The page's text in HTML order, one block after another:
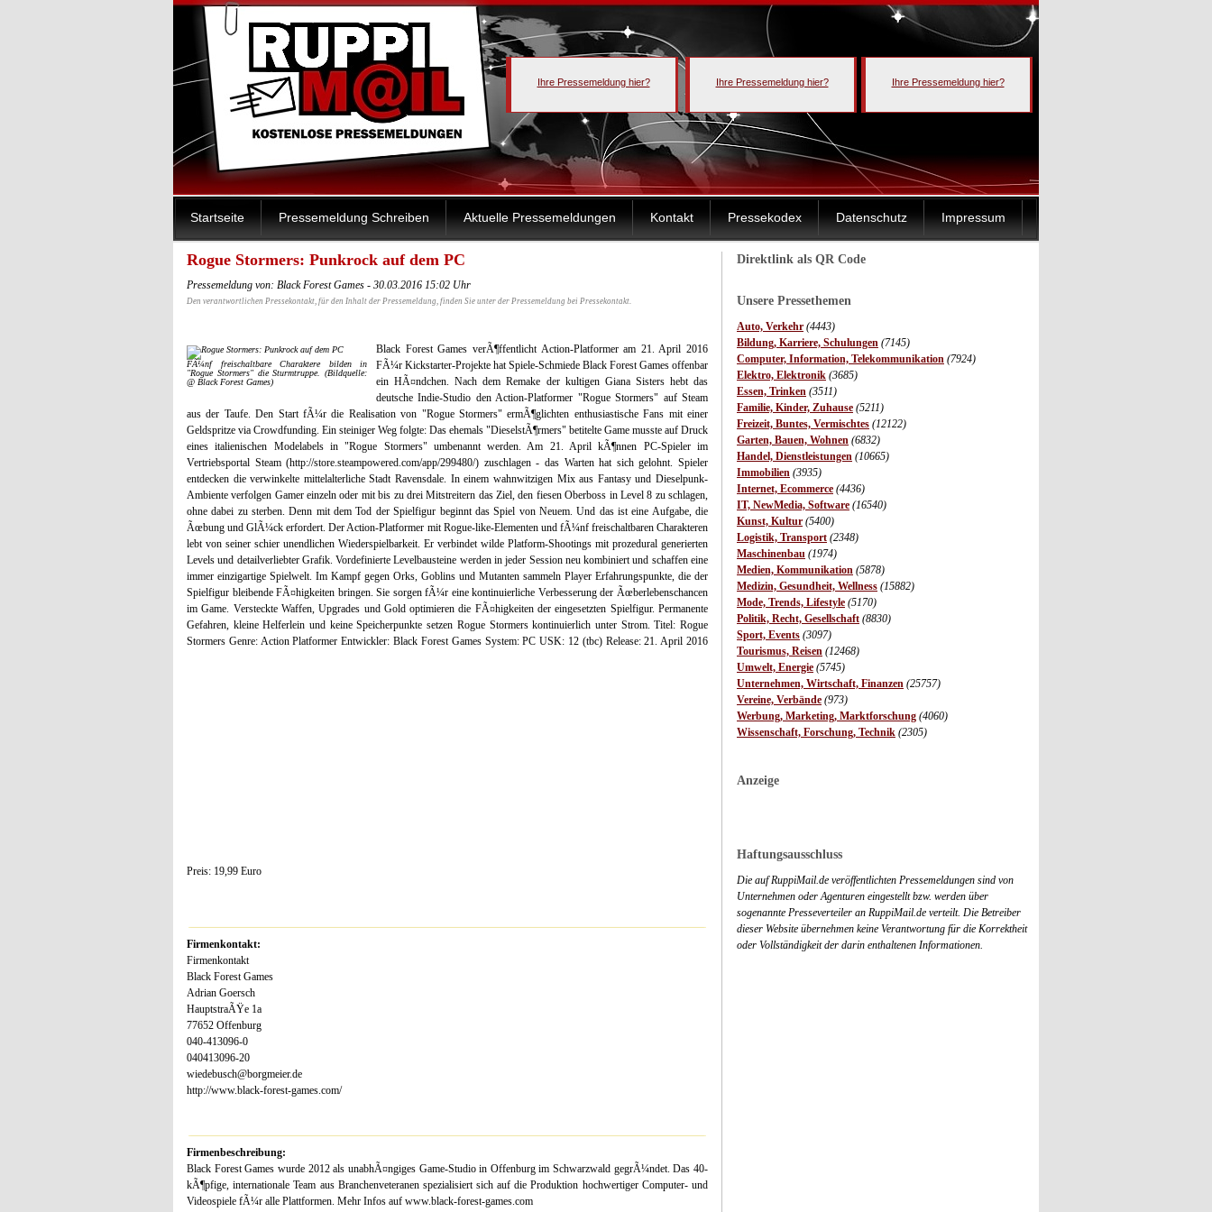
Ihre Pressemeldung hier? Ihre Pressemeldung hier? Ihre Pressemeldung hier?
Startseite Pressemeldung Schreiben Aktuelle Pressemeldungen Kontakt Pressekodex Datenschutz Impressum
Direktlink als QR Code
Unsere Pressethemen
Auto, Verkehr (4443)
Bildung, Karriere, Schulungen (7145)
Computer, Information, Telekommunikation (7924)
Elektro, Elektronik (3685)
Essen, Trinken (3511)
Familie, Kinder, Zuhause (5211)
Freizeit, Buntes, Vermischtes (12122)
Garten, Bauen, Wohnen (6832)
Handel, Dienstleistungen (10665)
Immobilien (3935)
Internet, Ecommerce (4436)
IT, NewMedia, Software (16540)
Kunst, Kultur (5400)
Logistik, Transport (2348)
Maschinenbau (1974)
Medien, Kommunikation (5878)
Medizin, Gesundheit, Wellness (15882)
Mode, Trends, Lifestyle (5170)
Politik, Recht, Gesellschaft (8830)
Sport, Events (3097)
Tourismus, Reisen (12468)
Umwelt, Energie (5745)
Unternehmen, Wirtschaft, Finanzen (25757)
Vereine, Verbände (973)
Werbung, Marketing, Marktforschung (4060)
Wissenschaft, Forschung, Technik (2305)
Anzeige
Haftungsausschluss
Die auf RuppiMail.de veröffentlichten Pressemeldungen sind von
Unternehmen oder Agenturen eingestellt bzw. werden über
sogenannte Presseverteiler an RuppiMail.de verteilt. Die Betreiber
dieser Website übernehmen keine Verantwortung für die Korrektheit
oder Vollständigkeit der darin enthaltenen Informationen.
Rogue Stormers: Punkrock auf dem PC
Pressemeldung von: Black Forest Games - 30.03.2016 15:02 Uhr
Den verantwortlichen Pressekontakt, für den Inhalt der Pressemeldung, finden Sie unter der Pressemeldung bei Pressekontakt.
Black Forest Games verÃ¶ffentlicht Action-Platformer am 21. April 2016
FÃ¼nf freischaltbare Charaktere bilden in
"Rogue Stormers" die Sturmtruppe. (Bildquelle:
@ Black Forest Games)
FÃ¼r Kickstarter-Projekte hat Spiele-Schmiede Black Forest Games offenbar
ein HÃ¤ndchen. Nach dem Remake der kultigen Giana Sisters hebt das
deutsche Indie-Studio den Action-Platformer "Rogue Stormers" auf Steam
aus der Taufe. Den Start fÃ¼r die Realisation von "Rogue Stormers" ermÃ¶glichten enthusiastische Fans mit einer
Geldspritze via Crowdfunding. Ein steiniger Weg folgte: Das ehemals "DieselstÃ¶rmers" betitelte Game musste auf Druck
eines italienischen Modelabels in "Rogue Stormers" umbenannt werden. Am 21. April kÃ¶nnen PC-Spieler im
Vertriebsportal Steam (http://store.steampowered.com/app/299480/) zuschlagen - das Warten hat sich gelohnt. Spieler
entdecken die verwinkelte mittelalterliche Stadt Ravensdale. In einem wahnwitzigen Mix aus Fantasy und Dieselpunk-
Ambiente verfolgen Gamer einzeln oder mit bis zu drei Mitstreitern das Ziel, den fiesen Oberboss in Level 8 zu schlagen,
ohne dabei zu sterben. Denn mit dem Tod der Spielfigur beginnt das Spiel von Neuem. Und das ist eine Aufgabe, die
Ãœbung und GlÃ¼ck erfordert. Der Action-Platformer mit Rogue-like-Elementen und fÃ¼nf freischaltbaren Charakteren
lebt von seiner schier unendlichen Wiederspielbarkeit. Er verbindet wilde Platform-Shootings mit prozedural generierten
Levels und detailverliebter Grafik. Vordefinierte Levelbausteine werden in jeder Session neu kombiniert und schaffen eine
immer einzigartige Spielwelt. Im Kampf gegen Orks, Goblins und Mutanten sammeln Player Erfahrungspunkte, die der
Spielfigur bleibende FÃ¤higkeiten bringen. Sie sorgen fÃ¼r eine kontinuierliche Verbesserung der Ãœberlebenschancen
im Game. Versteckte Waffen, Upgrades und Gold optimieren die FÃ¤higkeiten der eingesetzten Spielfigur. Permanente
Gefahren, kleine Helferlein und keine Speicherpunkte setzen Rogue Stormers kontinuierlich unter Strom. Titel: Rogue
Stormers Genre: Action Platformer Entwickler: Black Forest Games System: PC USK: 12 (tbc) Release: 21. April 2016
Preis: 19,99 Euro
Firmenkontakt:
Firmenkontakt
Black Forest Games
Adrian Goersch
HauptstraÃŸe 1a
77652 Offenburg
040-413096-0
040413096-20
wiedebusch@borgmeier.de
http://www.black-forest-games.com/
Firmenbeschreibung:
Black Forest Games wurde 2012 als unabhÃ¤ngiges Game-Studio in Offenburg im Schwarzwald gegrÃ¼ndet. Das 40-
kÃ¶pfige, internationale Team aus Branchenveteranen spezialisiert sich auf die Produktion hochwertiger Computer- und
Videospiele fÃ¼r alle Plattformen. Mehr Infos auf www.black-forest-games.com